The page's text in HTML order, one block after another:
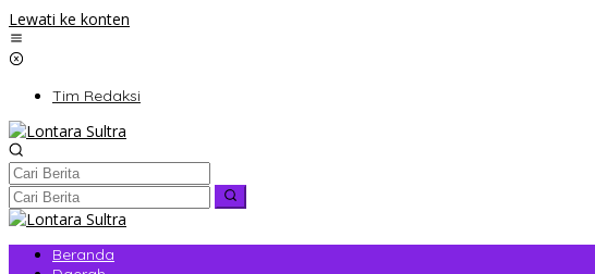
Lewati ke konten
Tim Redaksi
Beranda